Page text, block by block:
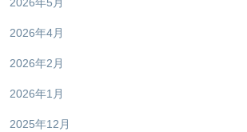
2026年4月
2026年2月
2026年1月
2025年12月